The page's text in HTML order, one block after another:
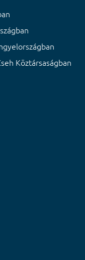
Köztársaságban